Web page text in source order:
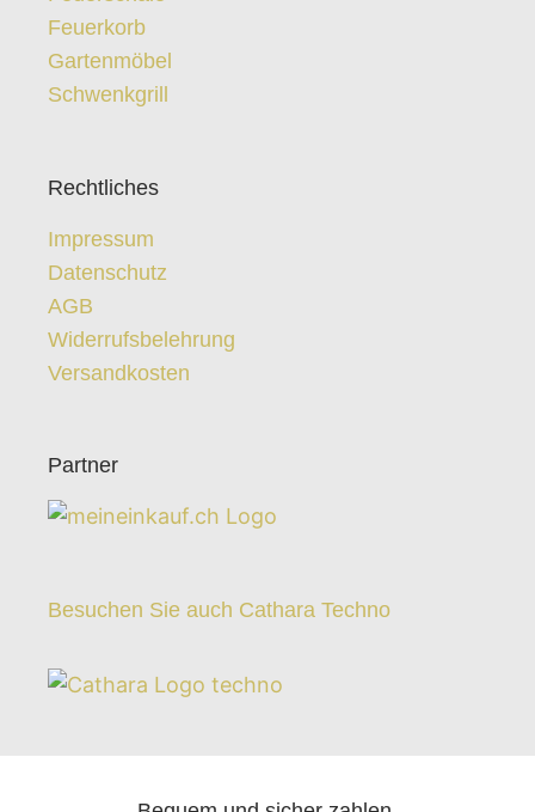
Feuerkorb
Gartenmöbel
Schwenkgrill
Rechtliches
Impressum
Datenschutz
AGB
Widerrufsbelehrung
Versandkosten
Partner
Besuchen Sie auch Cathara Techno